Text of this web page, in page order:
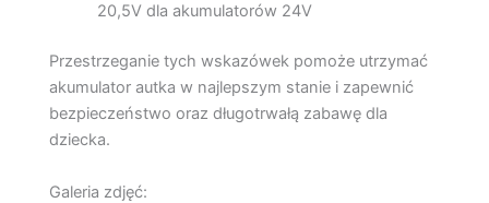
20,5V dla akumulatorów 24V
Przestrzeganie tych wskazówek pomoże utrzymać
akumulator autka w najlepszym stanie i zapewnić
bezpieczeństwo oraz długotrwałą zabawę dla
dziecka.
Galeria zdjęć: